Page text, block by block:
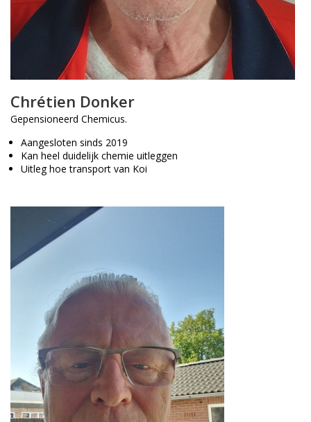
Chrétien Donker
Gepensioneerd Chemicus.
Aangesloten sinds 2019
Kan heel duidelijk chemie uitleggen
Uitleg hoe transport van Koi